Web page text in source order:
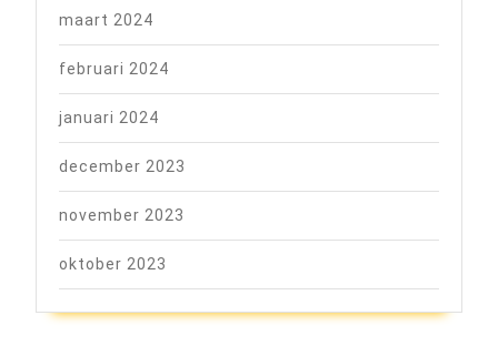
maart 2024
februari 2024
januari 2024
december 2023
november 2023
oktober 2023